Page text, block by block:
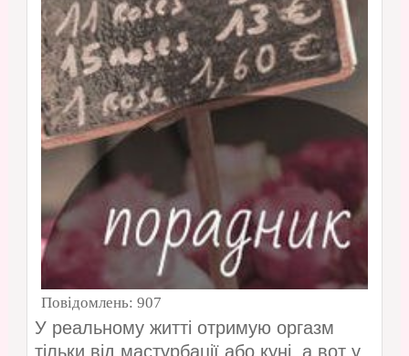
Повідомлень: 907
У реальному житті отримую оргазм
тільки від мастурбації або куні, а вот у